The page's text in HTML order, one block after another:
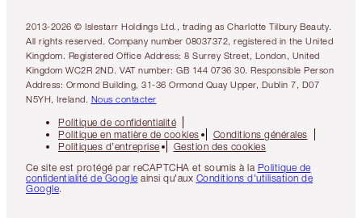
2013-2026 © Islestarr Holdings Ltd., trading as Charlotte Tilbury Beauty.
All rights reserved. Company number 08037372, registered in the United
Kingdom. Registered Office Address: 8 Surrey Street, London, United
Kingdom WC2R 2ND. VAT number: GB 144 0736 30. Responsible Person
Address: Ormond Building, 31-36 Ormond Quay Upper, Dublin 7, D07
N5YH, Ireland. Nous contacter
Politique de confidentialité
Politique en matière de cookies
Conditions générales
Politiques d’entreprise
Gestion des cookies
Ce site est protégé par reCAPTCHA et soumis à la Politique de
confidentialité de Google ainsi qu'aux Conditions d'utilisation de
Google.